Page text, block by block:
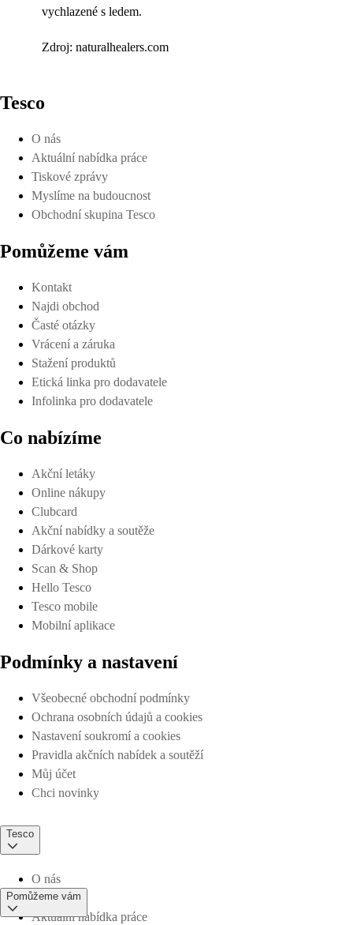
vychlazené s ledem.
Zdroj: naturalhealers.com
Tesco
O nás
Aktuální nabídka práce
Tiskové zprávy
Myslíme na budoucnost
Obchodní skupina Tesco
Pomůžeme vám
Kontakt
Najdi obchod
Časté otázky
Vrácení a záruka
Stažení produktů
Etická linka pro dodavatele
Infolinka pro dodavatele
Co nabízíme
Akční letáky
Online nákupy
Clubcard
Akční nabídky a soutěže
Dárkové karty
Scan & Shop
Hello Tesco
Tesco mobile
Mobilní aplikace
Podmínky a nastavení
Všeobecné obchodní podmínky
Ochrana osobních údajů a cookies
Nastavení soukromí a cookies
Pravidla akčních nabídek a soutěží
Můj účet
Chci novinky
Tesco
O nás
Aktuální nabídka práce
Pomůžeme vám